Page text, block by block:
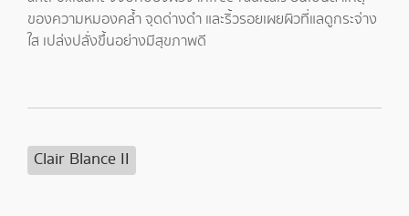
ของความหมองคล้ำ จุดด่างดำ และริ้วรอยเผยผิวที่แลดูกระจ่าง
ใส เปล่งปลั่งขึ้นอย่างมีสุขภาพดี
Clair Blance II